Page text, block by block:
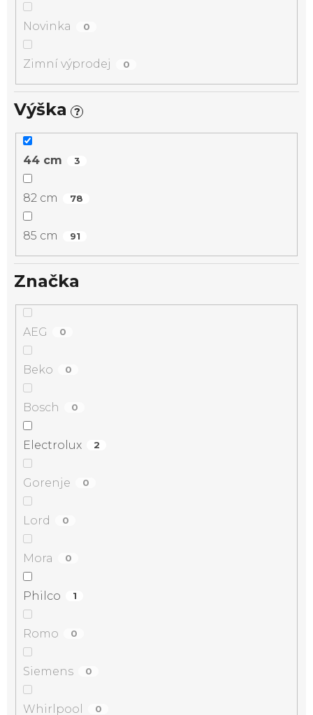
Novinka 0
Zimní výprodej 0
Výška ?
44 cm 3
82 cm 78
85 cm 91
Značka
AEG 0
Beko 0
Bosch 0
Electrolux 2
Gorenje 0
Lord 0
Mora 0
Philco 1
Romo 0
Siemens 0
Whirlpool 0